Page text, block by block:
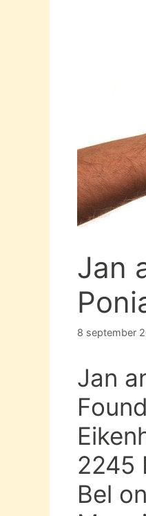
Jan
8 september
Jan
2245
Bel